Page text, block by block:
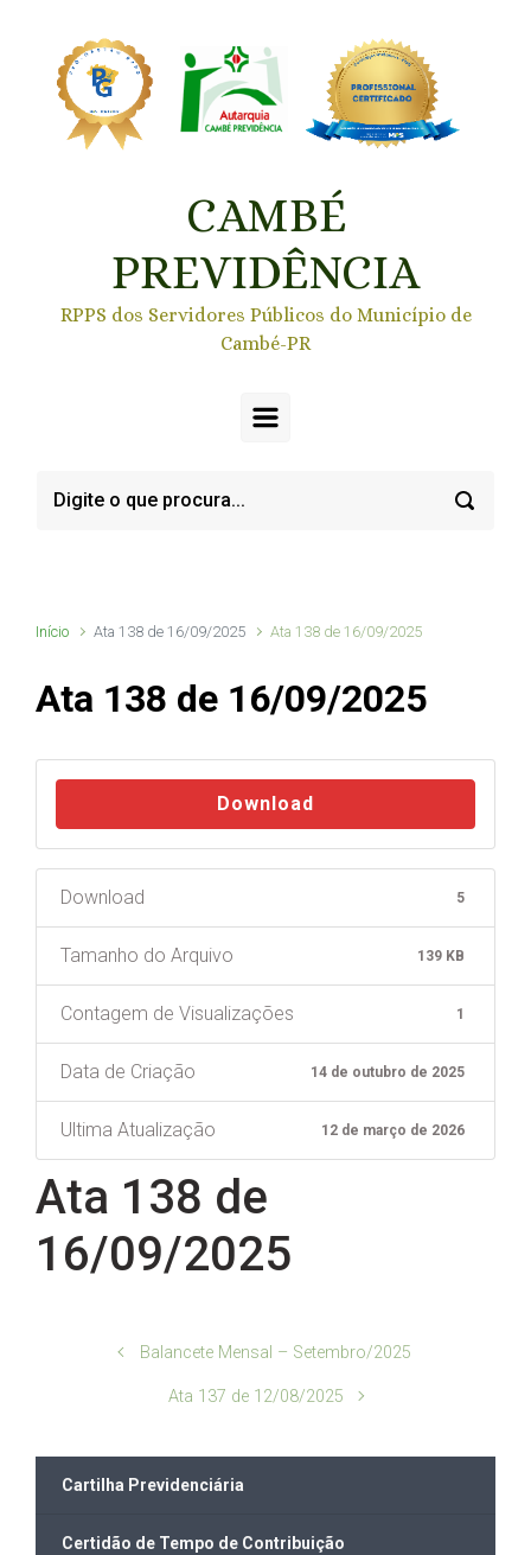
CAMBÉ
PREVIDÊNCIA
RPPS dos Servidores Públicos do Município de
Cambé-PR
Início Ata 138 de 16/09/2025 Ata 138 de 16/09/2025
Ata 138 de 16/09/2025
Download
Download 5
Tamanho do Arquivo 139 KB
Contagem de Visualizações 1
Data de Criação 14 de outubro de 2025
Ultima Atualização 12 de março de 2026
Ata 138 de
16/09/2025
Balancete Mensal – Setembro/2025
Ata 137 de 12/08/2025
Cartilha Previdenciária
Certidão de Tempo de Contribuição